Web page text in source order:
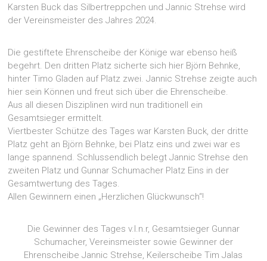
Karsten Buck das Silbertreppchen und Jannic Strehse wird
der Vereinsmeister des Jahres 2024.
Die gestiftete Ehrenscheibe der Könige war ebenso heiß
begehrt. Den dritten Platz sicherte sich hier Björn Behnke,
hinter Timo Gladen auf Platz zwei. Jannic Strehse zeigte auch
hier sein Können und freut sich über die Ehrenscheibe.
Aus all diesen Disziplinen wird nun traditionell ein
Gesamtsieger ermittelt.
Viertbester Schütze des Tages war Karsten Buck, der dritte
Platz geht an Björn Behnke, bei Platz eins und zwei war es
lange spannend. Schlussendlich belegt Jannic Strehse den
zweiten Platz und Gunnar Schumacher Platz Eins in der
Gesamtwertung des Tages.
Allen Gewinnern einen „Herzlichen Glückwunsch“!
Die Gewinner des Tages v.l.n.r, Gesamtsieger Gunnar
Schumacher, Vereinsmeister sowie Gewinner der
Ehrenscheibe Jannic Strehse, Keilerscheibe Tim Jalas